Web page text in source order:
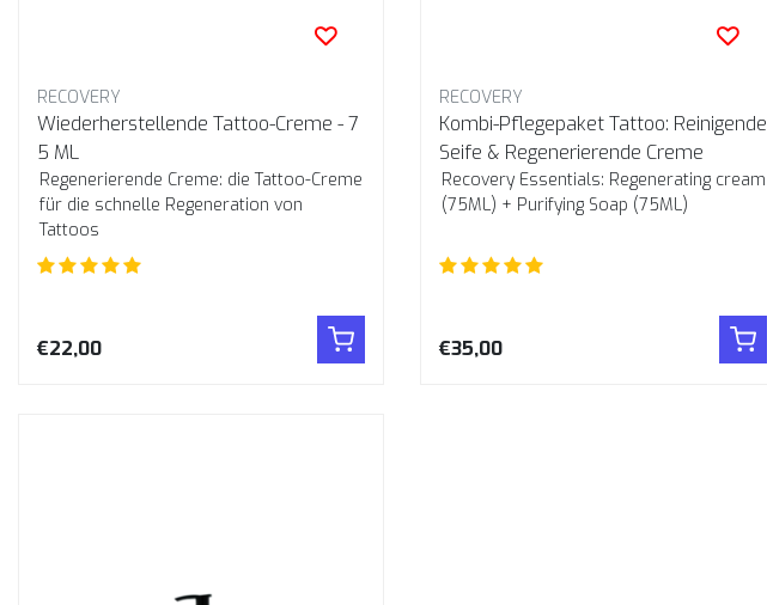
RECOVERY
Wiederherstellende Tattoo-Creme - 7
5 ML
Regenerierende Creme: die Tattoo-Creme
für die schnelle Regeneration von
Tattoos
€22,00
RECOVERY
Kombi-Pflegepaket Tattoo: Reinigende
Seife & Regenerierende Creme
Recovery Essentials: Regenerating cream
(75ML) + Purifying Soap (75ML)
€35,00